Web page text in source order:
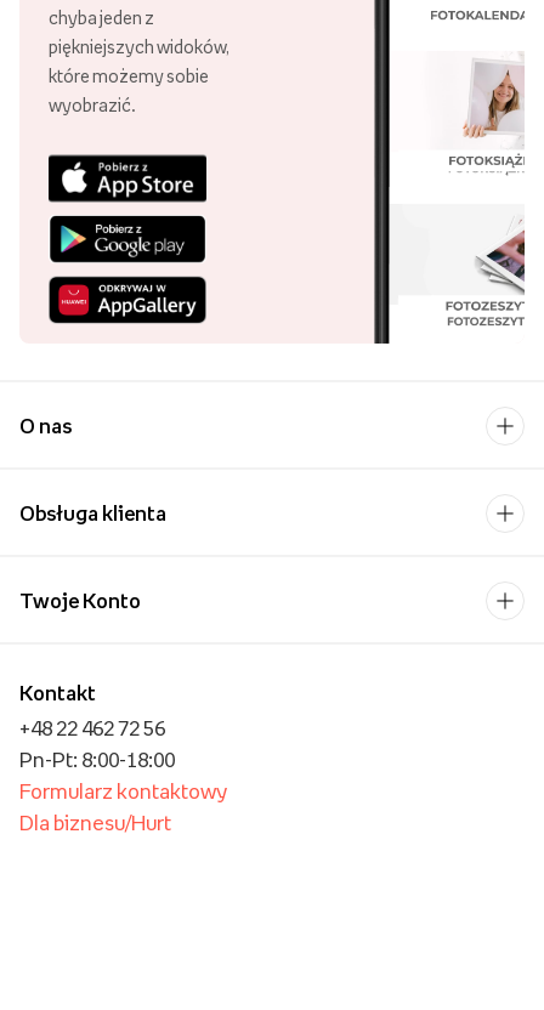
chyba jeden z
piękniejszych widoków,
które możemy sobie
wyobrazić.
O nas
Obsługa klienta
Kontakt
+48 22 462 72 56
Pn-Pt: 8:00-18:00
Formularz kontaktowy
Dla biznesu/Hurt
Twoje Konto